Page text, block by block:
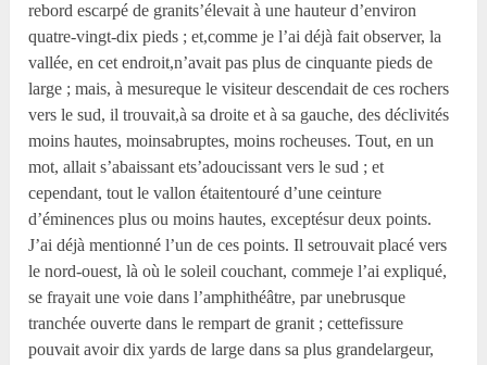
rebord escarpé de granits’élevait à une hauteur d’environ
quatre-vingt-dix pieds ; et,comme je l’ai déjà fait observer, la
vallée, en cet endroit,n’avait pas plus de cinquante pieds de
large ; mais, à mesureque le visiteur descendait de ces rochers
vers le sud, il trouvait,à sa droite et à sa gauche, des déclivités
moins hautes, moinsabruptes, moins rocheuses. Tout, en un
mot, allait s’abaissant ets’adoucissant vers le sud ; et
cependant, tout le vallon étaitentouré d’une ceinture
d’éminences plus ou moins hautes, exceptésur deux points.
J’ai déjà mentionné l’un de ces points. Il setrouvait placé vers
le nord-ouest, là où le soleil couchant, commeje l’ai expliqué,
se frayait une voie dans l’amphithéâtre, par unebrusque
tranchée ouverte dans le rempart de granit ; cettefissure
pouvait avoir dix yards de large dans sa plus grandelargeur,